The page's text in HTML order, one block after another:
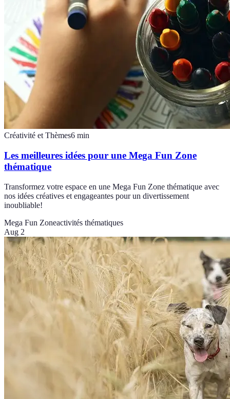
Créativité et Thèmes6 min
Les meilleures idées pour une Mega Fun Zone
thématique
Transformez votre espace en une Mega Fun Zone thématique avec
nos idées créatives et engageantes pour un divertissement
inoubliable!
Mega Fun Zoneactivités thématiques
Aug 2